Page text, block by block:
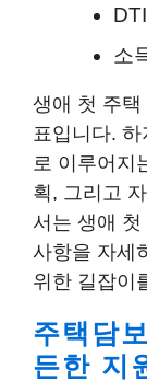
소
생애 첫 주
표입니다.
로 이루어지
획, 그리고
서는 생애 첫
사항을 자세
위한 길잡이
주택담
든한 지